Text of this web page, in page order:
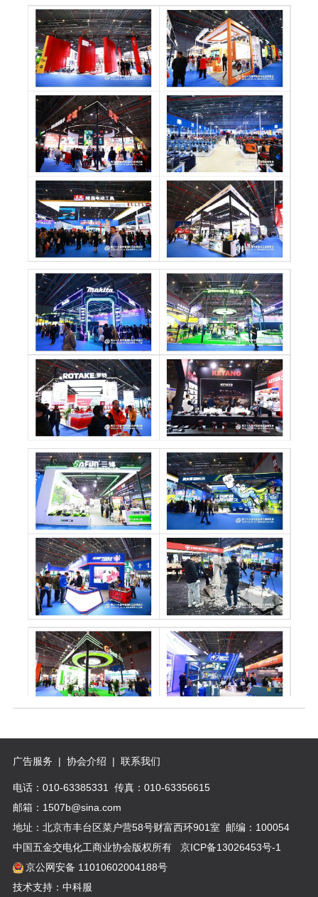
广告服务 | 协会介绍 | 联系我们
电话：010-63385331 传真：010-63356615
邮箱：1507b@sina.com
地址：北京市丰台区菜户营58号财富西环901室 邮编：100054
中国五金交电化工商业协会版权所有
京ICP备13026453号-1
京公网安备 11010602004188号
技术支持：中科服